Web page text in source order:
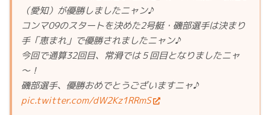
（愛知）が優勝しましたニャン♪
コンマ09のスタートを決めた2号艇・磯部選手は決まり
手「恵まれ」で優勝されましたニャン♪
今回で通算32回目、常滑では５回目となりましたニャ
～！
磯部選手、優勝おめでとうございますニャ♪
pic.twitter.com/dW2Kz1RRmS